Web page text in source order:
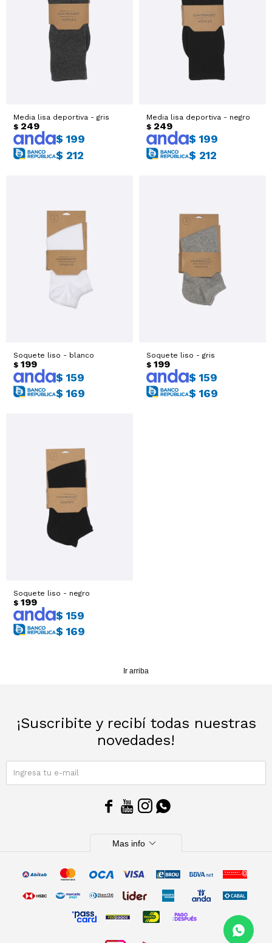
Media lisa deportiva - gris
$ 249
$ 199
$ 212
Media lisa deportiva - negro
$ 249
$ 199
$ 212
Soquete liso - blanco
$ 199
$ 159
$ 169
Soquete liso - gris
$ 199
$ 159
$ 169
Soquete liso - negro
$ 199
$ 159
$ 169
Ir arriba
¡Suscribite y recibí todas nuestras
novedades!
   
Mas info expand_more